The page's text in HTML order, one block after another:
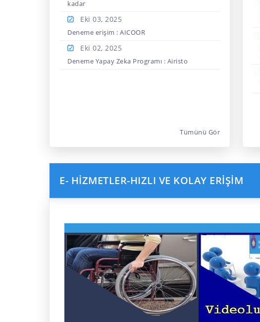
kadar
Eki 03, 2025
Deneme erişim : AICOOR
Eki 02, 2025
Deneme Yapay Zeka Programı : Airisto
Tümünü Gör
E- HİZMETLER-HIZLI VE KOLAY ERİŞİM